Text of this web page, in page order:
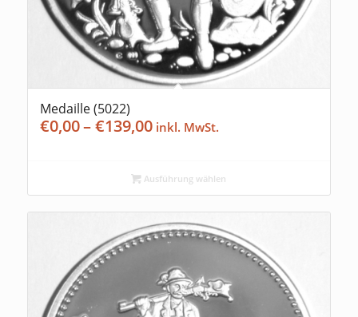
Medaille (5022)
€0,00–€139,00Preisspanne:
€139,00
Ausführung wählen